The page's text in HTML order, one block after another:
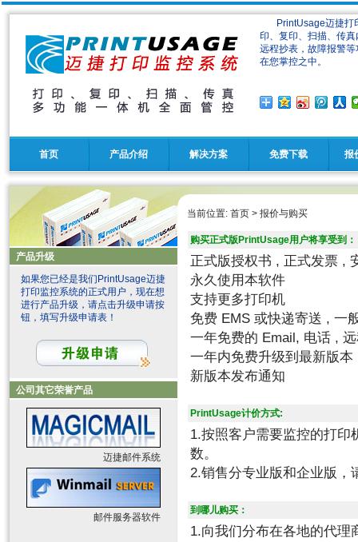
PrintUsage迈捷打印
印、复印、扫描、传
远程抄表，故障报警
在您掌控之中。
首页 产品介绍 解决方案 免费下载 报
产品升级
如果您已经是我们PrintUsage迈捷
打印监控系统的正式用户，现在想
进行产品升级，请点击升级申请按
钮，填写升级申请表！
公司其它荣誉产品
迈捷邮件系统
邮件服务器软件
当前位置: 首页 > 报价与购买
购买正式版PrintUsage用户将享受到：
正式版授权书 , 正式发票 ,
永久使用本软件
支持更多打印机
免费 EMS 或快递寄送 , 一
一年免费的 Email, 电话 ,
一年内免费升级到最新版本
新版本发布通知
PrintUsage计价方式:
1.按照客户需要监控的打印
数。
2.销售分专业版和企业版，
到哪儿购买：
1.向我们分布在各地的代理